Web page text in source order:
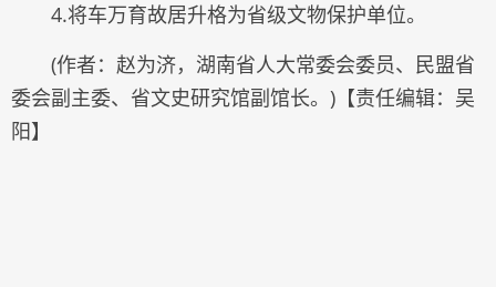
4.将车万育故居升格为省级文物保护单位。
(作者：赵为济，湖南省人大常委会委员、民盟省
委会副主委、省文史研究馆副馆长。)【责任编辑：吴
阳】